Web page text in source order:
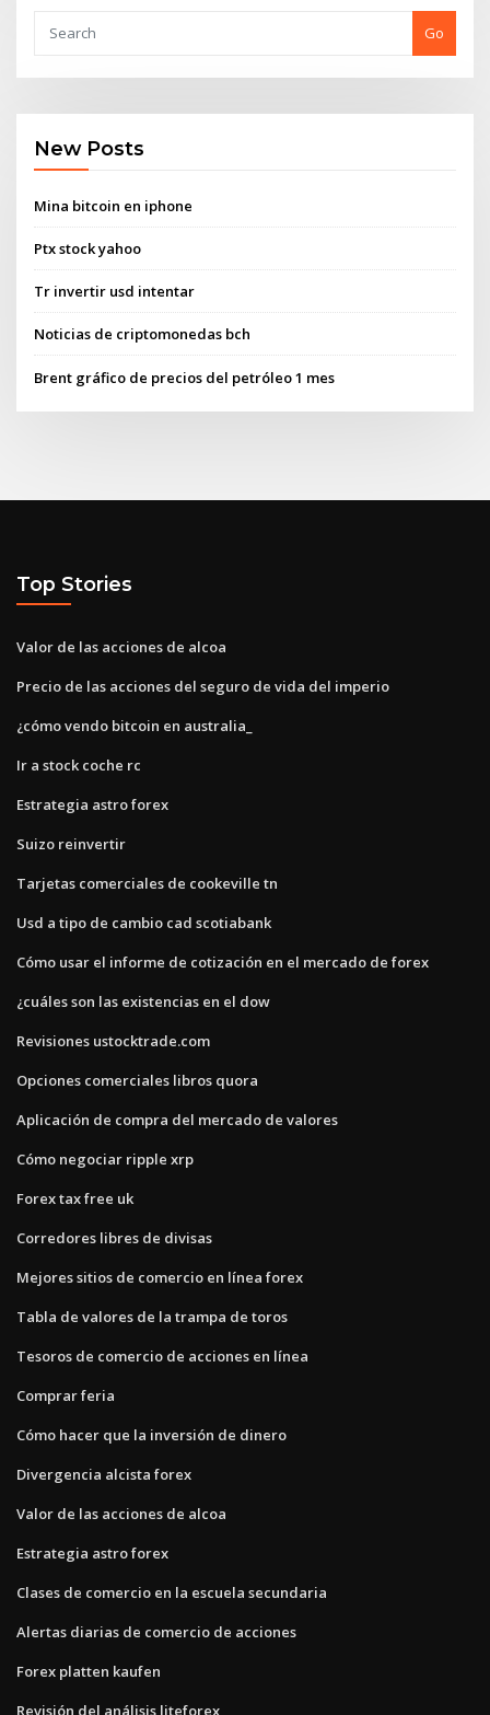
Go
New Posts
Mina bitcoin en iphone
Ptx stock yahoo
Tr invertir usd intentar
Noticias de criptomonedas bch
Brent gráfico de precios del petróleo 1 mes
Top Stories
Valor de las acciones de alcoa
Precio de las acciones del seguro de vida del imperio
¿cómo vendo bitcoin en australia_
Ir a stock coche rc
Estrategia astro forex
Suizo reinvertir
Tarjetas comerciales de cookeville tn
Usd a tipo de cambio cad scotiabank
Cómo usar el informe de cotización en el mercado de forex
¿cuáles son las existencias en el dow
Revisiones ustocktrade.com
Opciones comerciales libros quora
Aplicación de compra del mercado de valores
Cómo negociar ripple xrp
Forex tax free uk
Corredores libres de divisas
Mejores sitios de comercio en línea forex
Tabla de valores de la trampa de toros
Tesoros de comercio de acciones en línea
Comprar feria
Cómo hacer que la inversión de dinero
Divergencia alcista forex
Valor de las acciones de alcoa
Estrategia astro forex
Clases de comercio en la escuela secundaria
Alertas diarias de comercio de acciones
Forex platten kaufen
Revisión del análisis liteforex